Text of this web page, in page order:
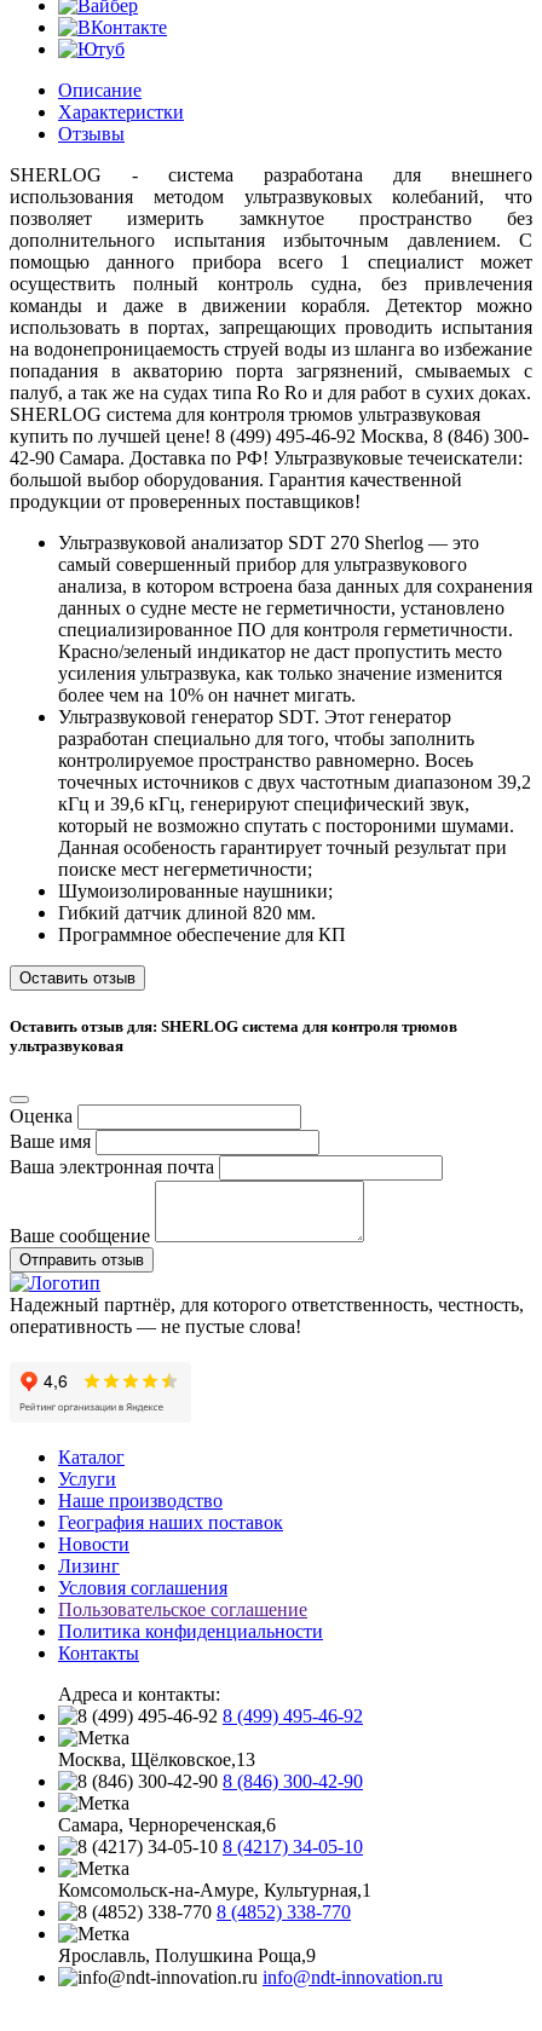
Описание
Характеристки
Отзывы
SHERLOG - система разработана для внешнего
использования методом ультразвуковых колебаний, что
позволяет измерить замкнутое пространство без
дополнительного испытания избыточным давлением. С
помощью данного прибора всего 1 специалист может
осуществить полный контроль судна, без привлечения
команды и даже в движении корабля. Детектор можно
использовать в портах, запрещающих проводить испытания
на водонепроницаемость струей воды из шланга во избежание
попадания в акваторию порта загрязнений, смываемых с
палуб, а так же на судах типа Ro Ro и для работ в сухих доках.
SHERLOG система для контроля трюмов ультразвуковая
купить по лучшей цене! 8 (499) 495-46-92 Москва, 8 (846) 300-
42-90 Самара. Доставка по РФ! Ультразвуковые течеискатели:
большой выбор оборудования. Гарантия качественной
продукции от проверенных поставщиков!
Ультразвуковой анализатор SDT 270 Sherlog — это
самый совершенный прибор для ультразвукового
анализа, в котором встроена база данных для сохранения
данных о судне месте не герметичности, установлено
специализированное ПО для контроля герметичности.
Красно/зеленый индикатор не даст пропустить место
усиления ультразвука, как только значение изменится
более чем на 10% он начнет мигать.
Ультразвуковой генератор SDT. Этот генератор
разработан специально для того, чтобы заполнить
контролируемое пространство равномерно. Восеь
точечных источников с двух частотным диапазоном 39,2
кГц и 39,6 кГц, генерируют специфический звук,
который не возможно спутать с постороними шумами.
Данная особеность гарантирует точный результат при
поиске мест негерметичности;
Шумоизолированные наушники;
Гибкий датчик длиной 820 мм.
Программное обеспечение для КП
Оставить отзыв
Оставить отзыв для: SHERLOG система для контроля трюмов
ультразвуковая
Оценка
Ваше имя
Ваша электронная почта
Ваше сообщение
Отправить отзыв
Надежный партнёр, для которого ответственность, честность,
оперативность — не пустые слова!
Каталог
Услуги
Наше производство
География наших поставок
Новости
Лизинг
Условия соглашения
Пользовательское соглашение
Политика конфиденциальности
Контакты
Адреса и контакты:
8 (499) 495-46-92
Москва, Щёлковское,13
8 (846) 300-42-90
Самара, Чернореченская,6
8 (4217) 34-05-10
Комсомольск-на-Амуре, Культурная,1
8 (4852) 338-770
Ярославль, Полушкина Роща,9
info@ndt-innovation.ru